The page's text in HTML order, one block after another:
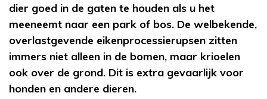
dier goed in de gaten te houden als u het
meeneemt naar een park of bos. De welbekende,
overlastgevende eikenprocessierupsen zitten
immers niet alleen in de bomen, maar krioelen
ook over de grond. Dit is extra gevaarlijk voor
honden en andere dieren.